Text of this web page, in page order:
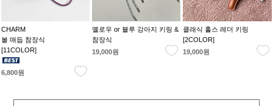
CHARM
볼 매듭 참장식
[11COLOR]
6,800원
옐로우 or 블루 강아지 키링 &
참장식
19,000원
클래식 홀스 레더 키링
[2COLOR]
19,000원